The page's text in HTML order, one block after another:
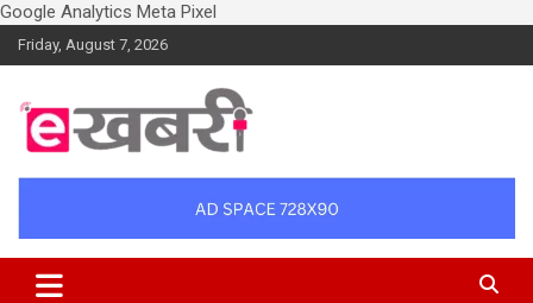
Google Analytics Meta Pixel
Skip
to
Friday, August 7, 2026
Ekhabri.com